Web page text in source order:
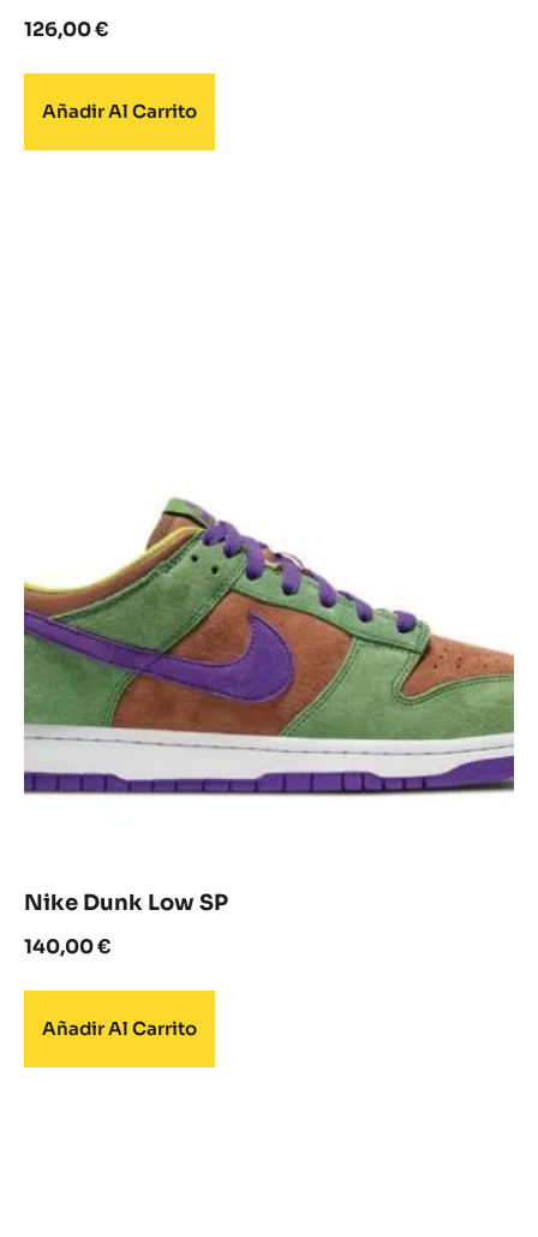
126,00€
Añadir Al Carrito
Nike Dunk Low SP
140,00€
Añadir Al Carrito